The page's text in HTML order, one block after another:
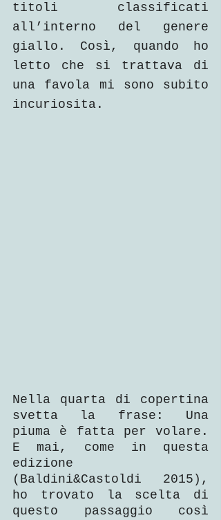
titoli classificati
all’interno del genere
giallo. Così, quando ho
letto che si trattava di
una favola mi sono subito
incuriosita.
Nella quarta di copertina
svetta la frase: Una
piuma è fatta per volare.
E mai, come in questa
edizione
(Baldini&Castoldi 2015),
ho trovato la scelta di
questo passaggio così